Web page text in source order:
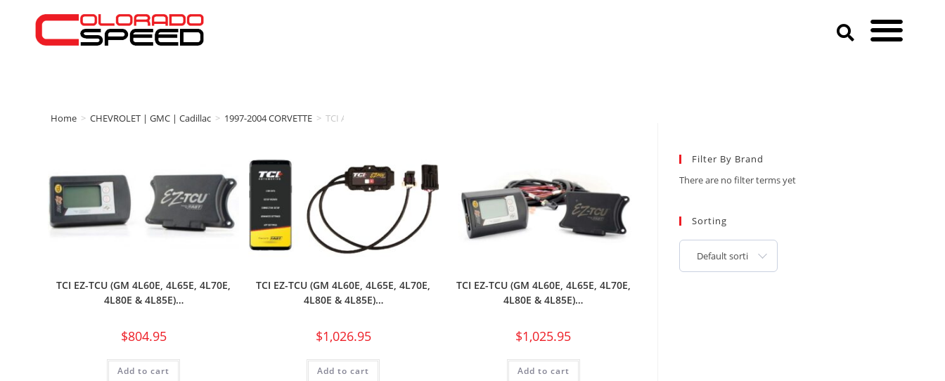
Home > CHEVROLET | GMC | Cadillac > 1997-2004 CORVETTE > TCI AUTOMOTIVE
TCI EZ-TCU (GM 4L60E, 4L65E, 4L70E,
4L80E & 4L85E)…
$804.95
Add to cart
TCI EZ-TCU (GM 4L60E, 4L65E, 4L70E,
4L80E & 4L85E)…
$1,026.95
Add to cart
TCI EZ-TCU (GM 4L60E, 4L65E, 4L70E,
4L80E & 4L85E)…
$1,025.95
Add to cart
Filter By Brand
There are no filter terms yet
Sorting
Default sorting